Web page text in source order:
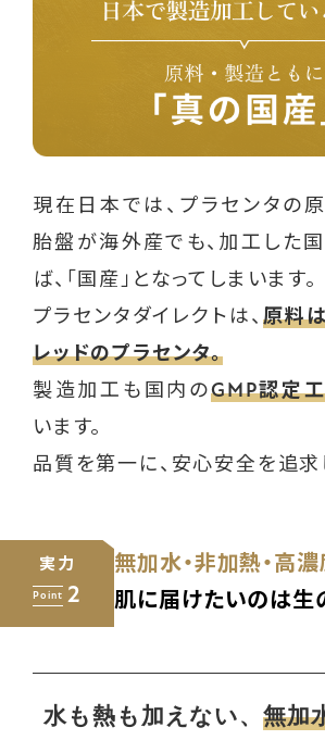
現在日本では、プラセンタの
胎盤が海外産でも、加工した
ば、「国産」となってしまいます。
プラセンタダイレクトは、 原料
レッドのプラセンタ。
製造加工も国内のGMP認定
います。
品質を第一に、安心安全を追求
実力
Point 2
無加水・非加熱・高濃
肌に届けたいのは生
水も熱も加えない、無加